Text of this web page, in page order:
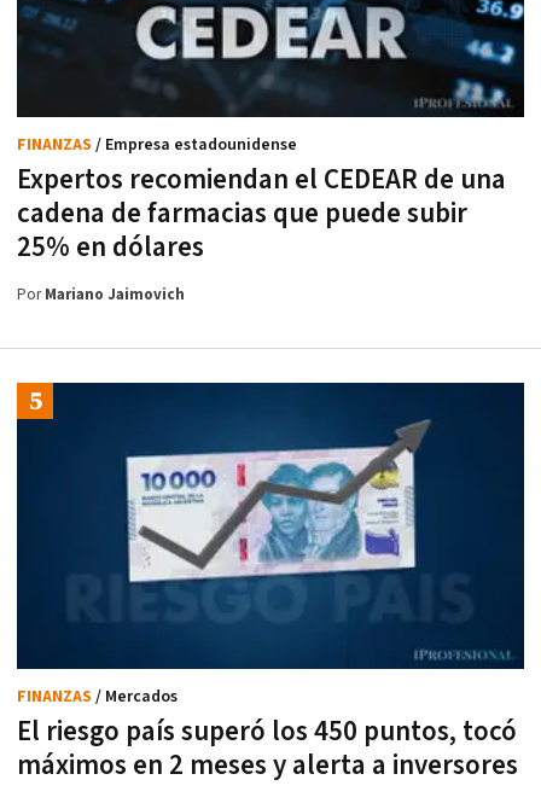
Expertos recomiendan el CEDEAR de una
cadena de farmacias que puede subir
25% en dólares
FINANZAS / Empresa estadounidense
PorMariano Jaimovich
El riesgo país superó los 450 puntos, tocó
máximos en 2 meses y alerta a inversores
FINANZAS / Mercados